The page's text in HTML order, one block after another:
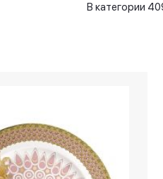
В категории